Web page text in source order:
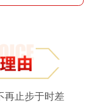
再止步于时差